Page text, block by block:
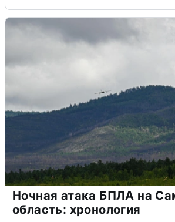
Ночная атака БПЛА на
область: хронология